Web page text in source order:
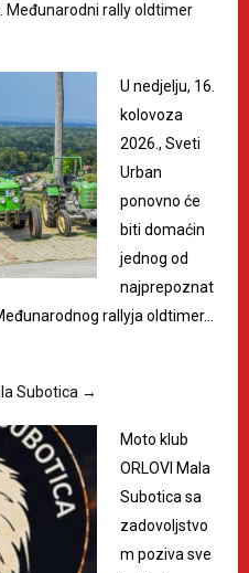
Međunarodni rally oldtimer
U nedjelju, 16.
kolovoza
2026., Sveti
Urban
ponovno će
biti domaćin
jednog od
najprepoznat
rallyja oldtimer…
Subotica →
Moto klub
ORLOVI Mala
Subotica sa
zadovoljstvo
m poziva sve